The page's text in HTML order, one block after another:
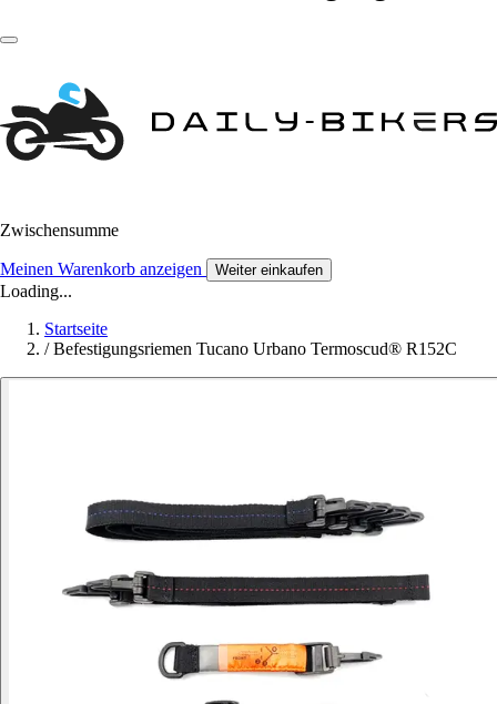
Zwischensumme
Meinen Warenkorb anzeigen Weiter einkaufen
Loading...
Startseite
/ Befestigungsriemen Tucano Urbano Termoscud® R152C